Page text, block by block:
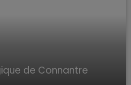
de Connantre
de Connantre